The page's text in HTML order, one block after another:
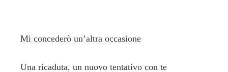
Mi concederò un’altra occasione
Una ricaduta, un nuovo tentativo con te